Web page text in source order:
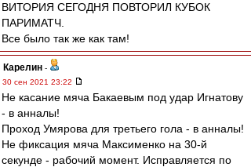
ВИТОРИЯ СЕГОДНЯ ПОВТОРИЛ КУБОК
ПАРИМАТЧ.
Все было так же как там!
Карелин -
30 сен 2021 23:22
Не касание мяча Бакаевым под удар Игнатову
- в анналы!
Проход Умярова для третьего гола - в анналы!
Не фиксация мяча Максименко на 30-й
секунде - рабочий момент. Исправляется по